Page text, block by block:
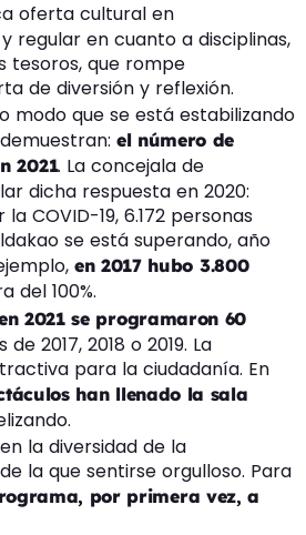
oferta cultural en
regular en cuanto a disciplinas,
tesoros, que rompe
de diversión y reflexión.
modo que se está estabilizando
el número de
2021. La concejala de
dicha respuesta en 2020:
COVID-19, 6.172 personas
se está superando, año
en 2017 hubo 3.800
del 100%.
2021 se programaron 60
2017, 2018 o 2019. La
para la ciudadanía. En
han llenado la sala
la diversidad de la
la que sentirse orgulloso. Para
por primera vez, a